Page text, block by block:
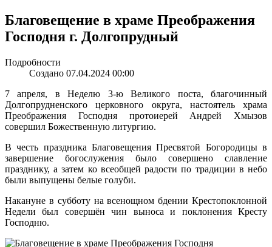
Благовещение в храме Преображения
Господня г. Долгопрудный
Подробности
Создано 07.04.2024 00:00
7 апреля, в Неделю 3-ю Великого поста, благочинный
Долгопрудненского церковного округа, настоятель храма
Преображения Господня протоиерей Андрей Хмызов
совершил Божественную литургию.
В честь праздника Благовещения Пресвятой Богородицы в
завершение богослужения было совершено славление
празднику, а затем ко всеобщей радости по традиции в небо
были выпущены белые голуби.
Накануне в субботу на всенощном бдении Крестопоклонной
Недели был совершён чин выноса и поклонения Кресту
Господню.